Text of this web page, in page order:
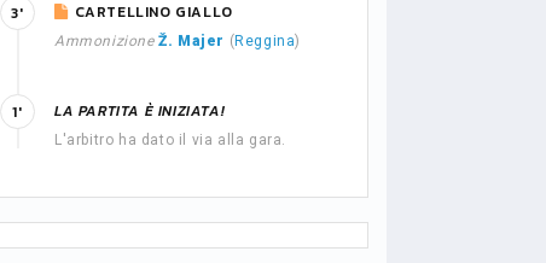
CARTELLINO GIALLO
Ammonizione Ž. Majer ( Reggina)
3'
LA PARTITA È INIZIATA!
L'arbitro ha dato il via alla gara.
1'